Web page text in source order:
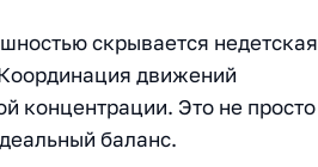
скрывается недетская
движений
концентрации. Это не просто
баланс.